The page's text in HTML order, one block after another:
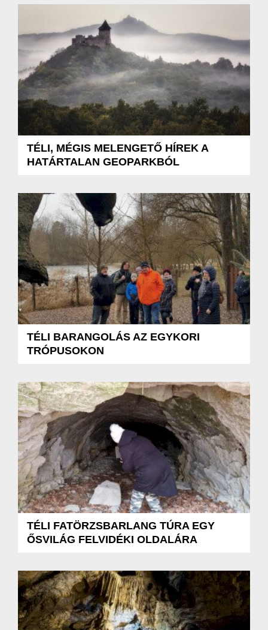
TÉLI, MÉGIS MELENGETŐ HÍREK A
HATÁRTALAN GEOPARKBÓL
TÉLI BARANGOLÁS AZ EGYKORI
TRÓPUSOKON
TÉLI FATÖRZSBARLANG TÚRA EGY
ŐSVILÁG FELVIDÉKI OLDALÁRA